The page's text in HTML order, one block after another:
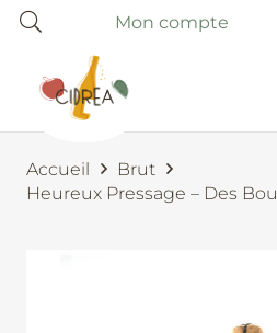
Mon compte
Accueil
Brut
Heureux Pressage – Des